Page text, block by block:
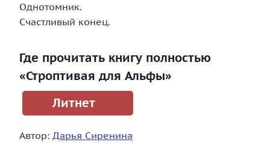
Однотомник.
Счастливый конец.
Где прочитать книгу полностью
«Строптивая для Альфы»
Литнет
Автор: Дарья Сиренина